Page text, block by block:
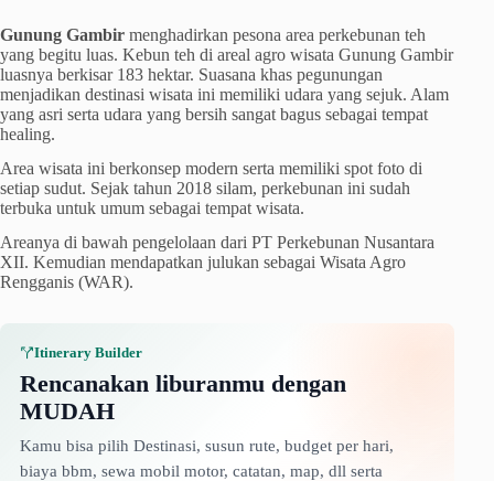
Gunung Gambir menghadirkan pesona area perkebunan teh
yang begitu luas. Kebun teh di areal agro wisata Gunung Gambir
luasnya berkisar 183 hektar. Suasana khas pegunungan
menjadikan destinasi wisata ini memiliki udara yang sejuk. Alam
yang asri serta udara yang bersih sangat bagus sebagai tempat
healing.
Area wisata ini berkonsep modern serta memiliki spot foto di
setiap sudut. Sejak tahun 2018 silam, perkebunan ini sudah
terbuka untuk umum sebagai tempat wisata.
Areanya di bawah pengelolaan dari PT Perkebunan Nusantara
XII. Kemudian mendapatkan julukan sebagai Wisata Agro
Rengganis (WAR).
Itinerary Builder
Rencanakan liburanmu dengan
MUDAH
Kamu bisa pilih Destinasi, susun rute, budget per hari,
biaya bbm, sewa mobil motor, catatan, map, dll serta